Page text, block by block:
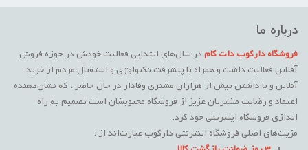
درباره ما
فروشگاه دارکوب دات کامدر سال‌های ابتدایی فعالیت خودش در حوزه فروش
آفلاین فعالیت داشت و همراه با پیشرفت تکنولوژی و استقبال مردم از خرید
آنلاین و با داشتن بیش از هزاران مشتری وفادار در حال حاضر ، که نشان‌دهنده
اعتماد و رضایت مشتریان عزیز از فروشگاه محبوبشان است تصمیم به راه
اندازی فروشگاه اینترنتی خود کرد.
مزیت‌های اصلی فروشگاه اینترنتی دارکوب عبارت‌اند از :